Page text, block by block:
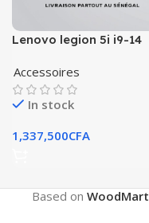
Lenovo legion 5i i9-14
Accessoires
In stock
1,337,500CFA
Based on WoodMart